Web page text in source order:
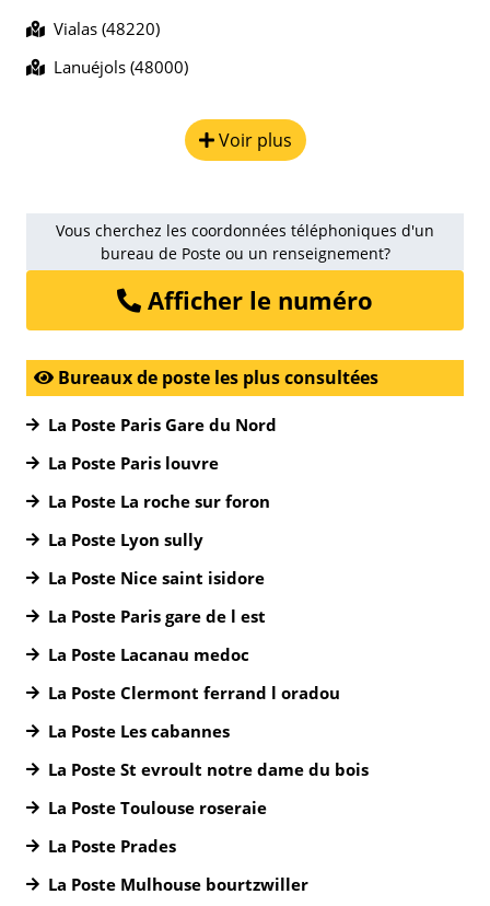
Vialas (48220)
Lanuéjols (48000)
Voir plus
Vous cherchez les coordonnées téléphoniques d'un
bureau de Poste ou un renseignement?
Afficher le numéro
Bureaux de poste les plus consultées
La Poste Paris Gare du Nord
La Poste Paris louvre
La Poste La roche sur foron
La Poste Lyon sully
La Poste Nice saint isidore
La Poste Paris gare de l est
La Poste Lacanau medoc
La Poste Clermont ferrand l oradou
La Poste Les cabannes
La Poste St evroult notre dame du bois
La Poste Toulouse roseraie
La Poste Prades
La Poste Mulhouse bourtzwiller